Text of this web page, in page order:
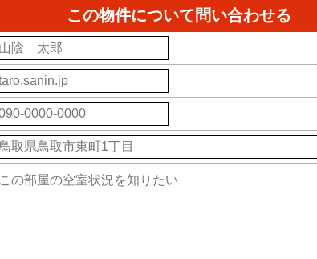
この物件について問い合わせる